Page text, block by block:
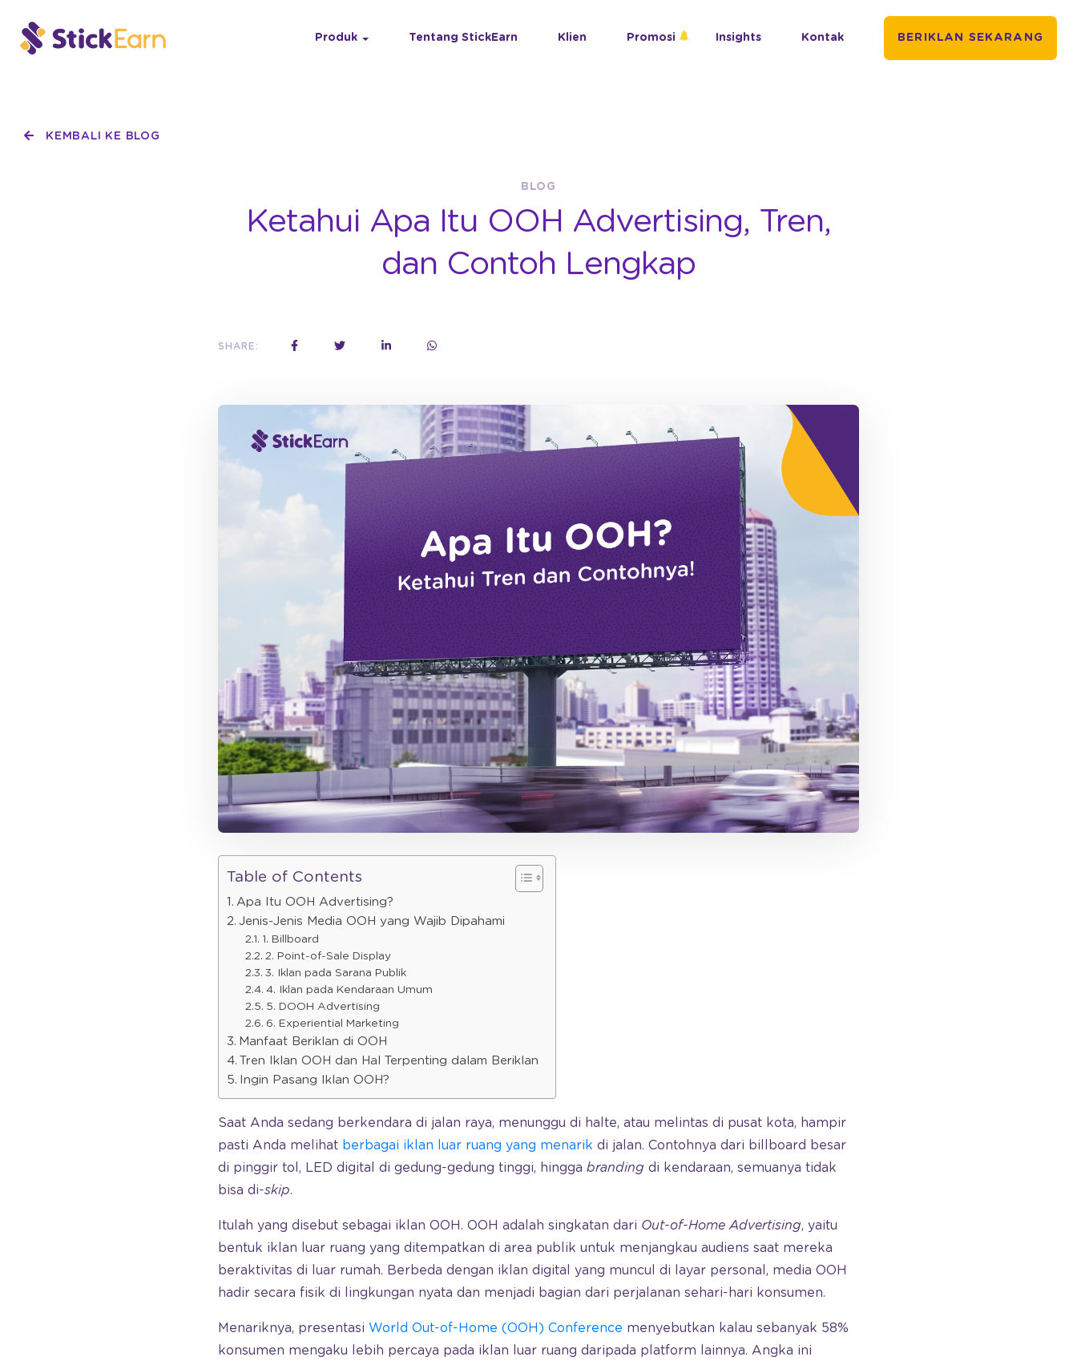
Produk Tentang StickEarn Klien Promosi Insights Kontak BERIKLAN SEKARANG
KEMBALI KE BLOG
BLOG
Ketahui Apa Itu OOH Advertising, Tren,
dan Contoh Lengkap
SHARE:
Table of Contents
Apa Itu OOH Advertising?
Jenis-Jenis Media OOH yang Wajib Dipahami
1. Billboard
2. Point-of-Sale Display
3. Iklan pada Sarana Publik
4. Iklan pada Kendaraan Umum
5. DOOH Advertising
6. Experiential Marketing
Manfaat Beriklan di OOH
Tren Iklan OOH dan Hal Terpenting dalam Beriklan
Ingin Pasang Iklan OOH?
Saat Anda sedang berkendara di jalan raya, menunggu di halte, atau melintas di pusat kota, hampir
pasti Anda melihat berbagai iklan luar ruang yang menarik di jalan. Contohnya dari billboard besar
di pinggir tol, LED digital di gedung-gedung tinggi, hingga branding di kendaraan, semuanya tidak
bisa di-skip.
Itulah yang disebut sebagai iklan OOH. OOH adalah singkatan dari Out-of-Home Advertising, yaitu
bentuk iklan luar ruang yang ditempatkan di area publik untuk menjangkau audiens saat mereka
beraktivitas di luar rumah. Berbeda dengan iklan digital yang muncul di layar personal, media OOH
hadir secara fisik di lingkungan nyata dan menjadi bagian dari perjalanan sehari-hari konsumen.
Menariknya, presentasi World Out-of-Home (OOH) Conference menyebutkan kalau sebanyak 58%
konsumen mengaku lebih percaya pada iklan luar ruang daripada platform lainnya. Angka ini